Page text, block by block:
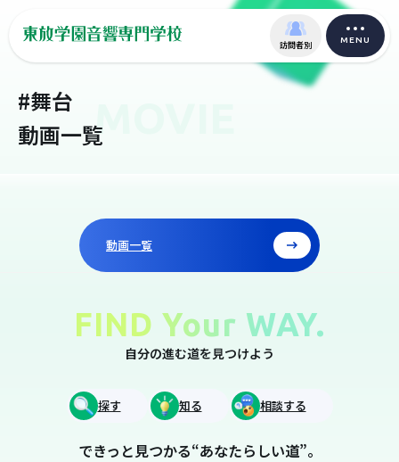
訪問者別 MENU
#舞台
動画一覧MOVIE
動画一覧
FIND Your WAY.
自分の進む道を見つけよう
探す 知る 相談する
できっと見つかる“あなたらしい道”。